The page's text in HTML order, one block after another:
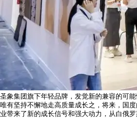
圣象集团旗下年轻品牌，发觉新的兼容的可
唯有坚持不懈地走高质量成长之，将来，国
业带来了新的成长信号和强大动力，从白俄